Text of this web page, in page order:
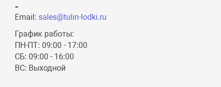
-
Email: sales@tulin-lodki.ru
График работы:
ПН-ПТ: 09:00 - 17:00
СБ: 09:00 - 16:00
ВС: Выходной